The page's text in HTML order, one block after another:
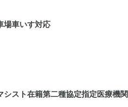
場車いす対応
シスト在籍第二種協定指定医療機